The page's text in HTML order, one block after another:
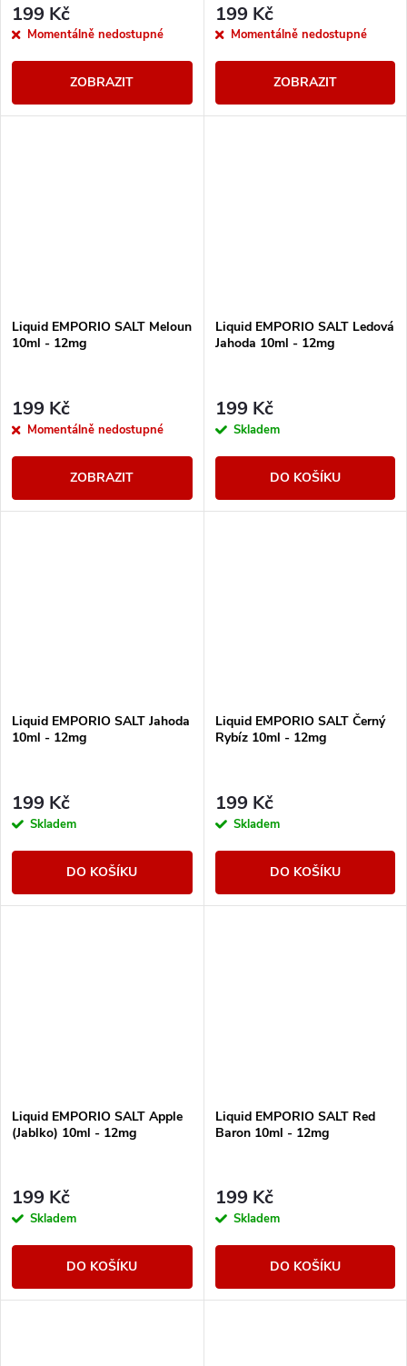
199 Kč
Momentálně nedostupné
ZOBRAZIT
199 Kč
Momentálně nedostupné
ZOBRAZIT
Liquid EMPORIO SALT Meloun
10ml - 12mg
199 Kč
Momentálně nedostupné
ZOBRAZIT
Liquid EMPORIO SALT Ledová
Jahoda 10ml - 12mg
199 Kč
Skladem
DO KOŠÍKU
Liquid EMPORIO SALT Jahoda
10ml - 12mg
199 Kč
Skladem
DO KOŠÍKU
Liquid EMPORIO SALT Černý
Rybíz 10ml - 12mg
199 Kč
Skladem
DO KOŠÍKU
Liquid EMPORIO SALT Apple
(Jablko) 10ml - 12mg
199 Kč
Skladem
DO KOŠÍKU
Liquid EMPORIO SALT Red
Baron 10ml - 12mg
199 Kč
Skladem
DO KOŠÍKU